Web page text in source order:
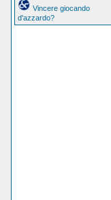
Vincere giocando
d'azzardo?